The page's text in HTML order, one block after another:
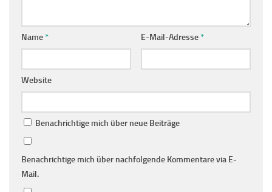
Name* E-Mail-Adresse*
Website
Benachrichtige mich über neue Beiträge
Benachrichtige mich über nachfolgende Kommentare via E-
Mail.